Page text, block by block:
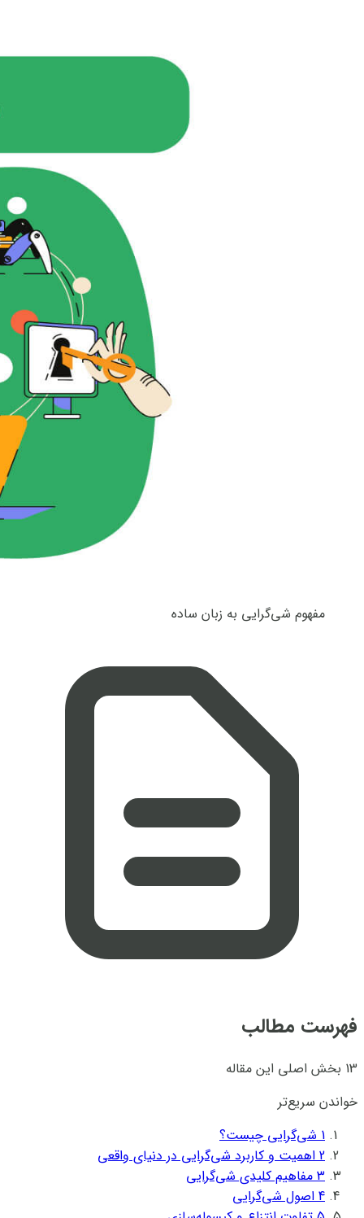
مفهوم شی‌گرایی به زبان ساده
فهرست مطالب
13 بخش اصلی این مقاله
خواندن سریع‌تر
1 شی‌گرایی چیست؟
2 اهمیت و کاربرد شی‌گرایی در دنیای واقعی
3 مفاهیم کلیدی شی‌گرایی
4 اصول شی‌گرایی